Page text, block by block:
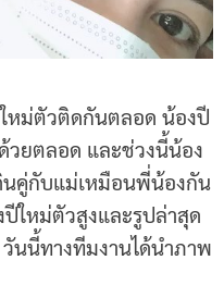
ม่ตัวติดกันตลอด น้องปี
ยตลอด และช่วงนี้น้อง
นคู่กับแม่เหมือนพี่น้องกัน
ใหม่ตัวสูงและรูปล่าสุด
นนี้ทางทีมงานได้นำภาพ